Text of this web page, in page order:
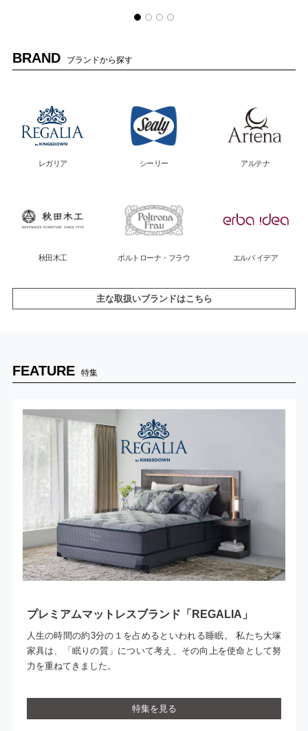
BRAND ブランドから探す
レガリア シーリー アルテナ
秋田木工 ポルトローナ・フラウ エルバ イデア
主な取扱いブランドはこちら
FEATURE 特集
プレミアムマットレスブランド「REGALIA」
人生の時間の約3分の１を占めるといわれる睡眠。 私たち大塚
家具は、「眠りの質」について考え、その向上を使命として努
力を重ねてきました。
特集を見る